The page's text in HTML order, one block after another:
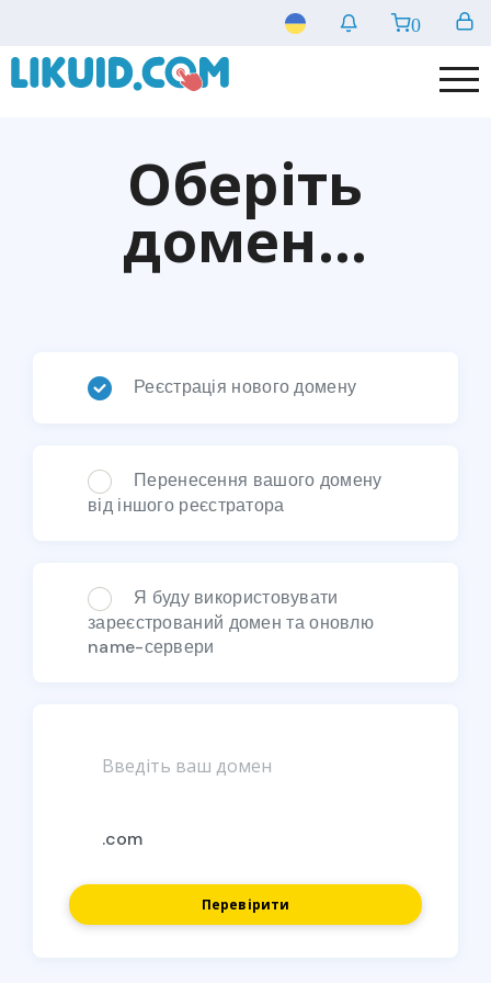
0
Оберіть
домен...
Реєстрація нового домену
Перенесення вашого домену
від іншого реєстратора
Я буду використовувати
зареєстрований домен та оновлю
name-сервери
Перевірити